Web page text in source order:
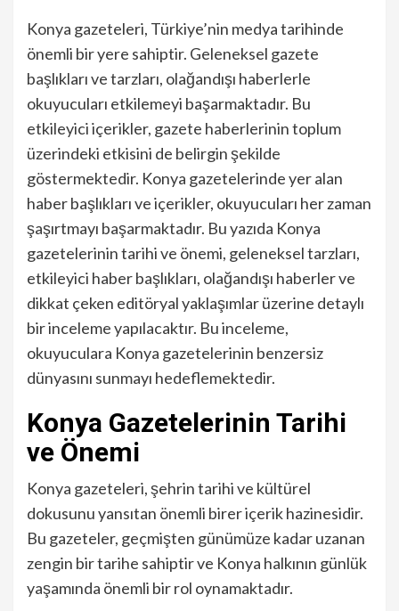
Konya gazeteleri, Türkiye’nin medya tarihinde
önemli bir yere sahiptir. Geleneksel gazete
başlıkları ve tarzları, olağandışı haberlerle
okuyucuları etkilemeyi başarmaktadır. Bu
etkileyici içerikler, gazete haberlerinin toplum
üzerindeki etkisini de belirgin şekilde
göstermektedir. Konya gazetelerinde yer alan
haber başlıkları ve içerikler, okuyucuları her zaman
şaşırtmayı başarmaktadır. Bu yazıda Konya
gazetelerinin tarihi ve önemi, geleneksel tarzları,
etkileyici haber başlıkları, olağandışı haberler ve
dikkat çeken editöryal yaklaşımlar üzerine detaylı
bir inceleme yapılacaktır. Bu inceleme,
okuyuculara Konya gazetelerinin benzersiz
dünyasını sunmayı hedeflemektedir.
Konya Gazetelerinin Tarihi
ve Önemi
Konya gazeteleri, şehrin tarihi ve kültürel
dokusunu yansıtan önemli birer içerik hazinesidir.
Bu gazeteler, geçmişten günümüze kadar uzanan
zengin bir tarihe sahiptir ve Konya halkının günlük
yaşamında önemli bir rol oynamaktadır.